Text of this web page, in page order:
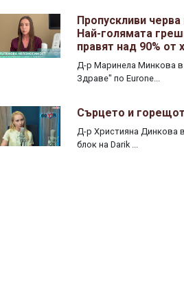
Пропускливи черва
Най-голямата
правят над 90% от
Д-р Маринела Минкова в
Здраве" по Eurone...
Сърцето и
Д-р Християна Динкова
блок на Darik ...